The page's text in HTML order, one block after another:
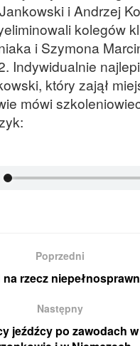
i Andrzej
kolegów
i Szymona
Indywidualnie
który zajął
mówi
Poprzedni
na rzecz
Następny
jeźdźcy po zawodach